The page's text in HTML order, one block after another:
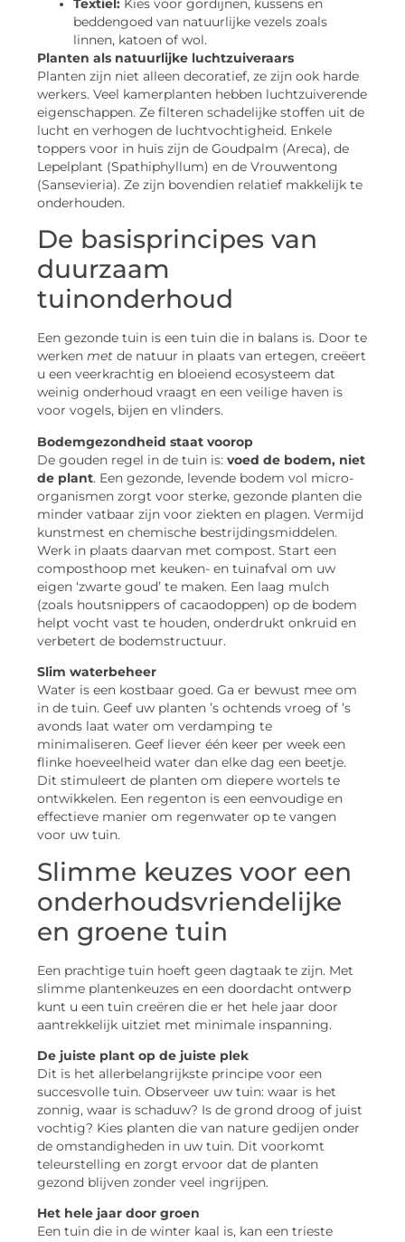
Textiel: Kies voor gordijnen, kussens en
beddengoed van natuurlijke vezels zoals
linnen, katoen of wol.
Planten als natuurlijke luchtzuiveraars
Planten zijn niet alleen decoratief, ze zijn ook harde
werkers. Veel kamerplanten hebben luchtzuiverende
eigenschappen. Ze filteren schadelijke stoffen uit de
lucht en verhogen de luchtvochtigheid. Enkele
toppers voor in huis zijn de Goudpalm (Areca), de
Lepelplant (Spathiphyllum) en de Vrouwentong
(Sansevieria). Ze zijn bovendien relatief makkelijk te
onderhouden.
De basisprincipes van
duurzaam
tuinonderhoud
Een gezonde tuin is een tuin die in balans is. Door te
werken met de natuur in plaats van ertegen, creëert
u een veerkrachtig en bloeiend ecosysteem dat
weinig onderhoud vraagt en een veilige haven is
voor vogels, bijen en vlinders.
Bodemgezondheid staat voorop
De gouden regel in de tuin is: voed de bodem, niet
de plant. Een gezonde, levende bodem vol micro-
organismen zorgt voor sterke, gezonde planten die
minder vatbaar zijn voor ziekten en plagen. Vermijd
kunstmest en chemische bestrijdingsmiddelen.
Werk in plaats daarvan met compost. Start een
composthoop met keuken- en tuinafval om uw
eigen ‘zwarte goud’ te maken. Een laag mulch
(zoals houtsnippers of cacaodoppen) op de bodem
helpt vocht vast te houden, onderdrukt onkruid en
verbetert de bodemstructuur.
Slim waterbeheer
Water is een kostbaar goed. Ga er bewust mee om
in de tuin. Geef uw planten ’s ochtends vroeg of ’s
avonds laat water om verdamping te
minimaliseren. Geef liever één keer per week een
flinke hoeveelheid water dan elke dag een beetje.
Dit stimuleert de planten om diepere wortels te
ontwikkelen. Een regenton is een eenvoudige en
effectieve manier om regenwater op te vangen
voor uw tuin.
Slimme keuzes voor een
onderhoudsvriendelijke
en groene tuin
Een prachtige tuin hoeft geen dagtaak te zijn. Met
slimme plantenkeuzes en een doordacht ontwerp
kunt u een tuin creëren die er het hele jaar door
aantrekkelijk uitziet met minimale inspanning.
De juiste plant op de juiste plek
Dit is het allerbelangrijkste principe voor een
succesvolle tuin. Observeer uw tuin: waar is het
zonnig, waar is schaduw? Is de grond droog of juist
vochtig? Kies planten die van nature gedijen onder
de omstandigheden in uw tuin. Dit voorkomt
teleurstelling en zorgt ervoor dat de planten
gezond blijven zonder veel ingrijpen.
Het hele jaar door groen
Een tuin die in de winter kaal is, kan een trieste